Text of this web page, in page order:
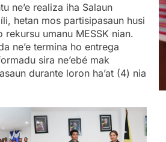
ne’e realiza iha Salaun
hetan mos partisipasaun husi
rekursu umanu MESSK nian.
ne’e termina ho entrega
sira ne’ebé mak
durante loron ha’at (4) nia